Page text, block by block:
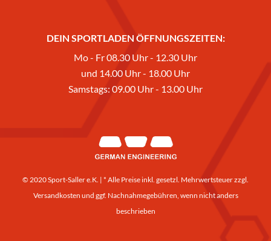
DEIN SPORTLADEN ÖFFNUNGSZEITEN:
Mo - Fr 08.30 Uhr - 12.30 Uhr
und 14.00 Uhr - 18.00 Uhr
Samstags: 09.00 Uhr - 13.00 Uhr
© 2020 Sport-Saller e.K. | * Alle Preise inkl. gesetzl. Mehrwertsteuer zzgl.
Versandkosten und ggf. Nachnahmegebühren, wenn nicht anders
beschrieben